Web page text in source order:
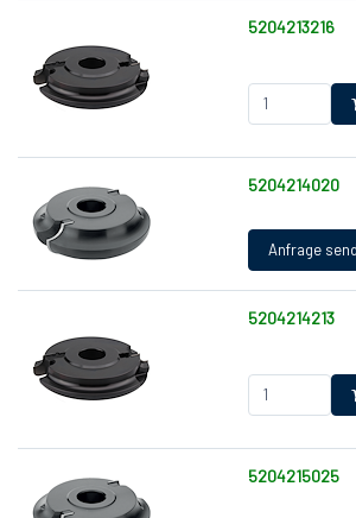
5204213216
5204214020
5204214213
5204215025